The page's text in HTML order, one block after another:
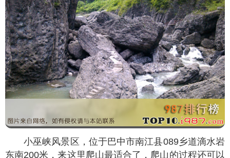
小巫峡风景区，位于巴中市南江县089乡道滴水岩
东南200米，来这里爬山最适合了，爬山的过程还可以